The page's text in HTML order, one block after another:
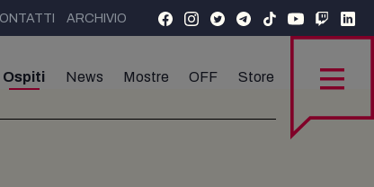
ARCHIVIO
Ospiti News Mostre OFF Store